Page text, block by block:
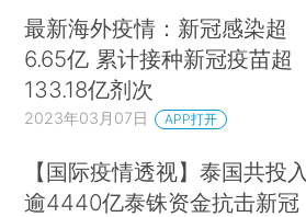
最新海外疫情：新冠感染超
6.65亿 累计接种新冠疫苗超
133.18亿剂次
2023年03月07日 APP打开
【国际疫情透视】泰国共投入
逾4440亿泰铢资金抗击新冠